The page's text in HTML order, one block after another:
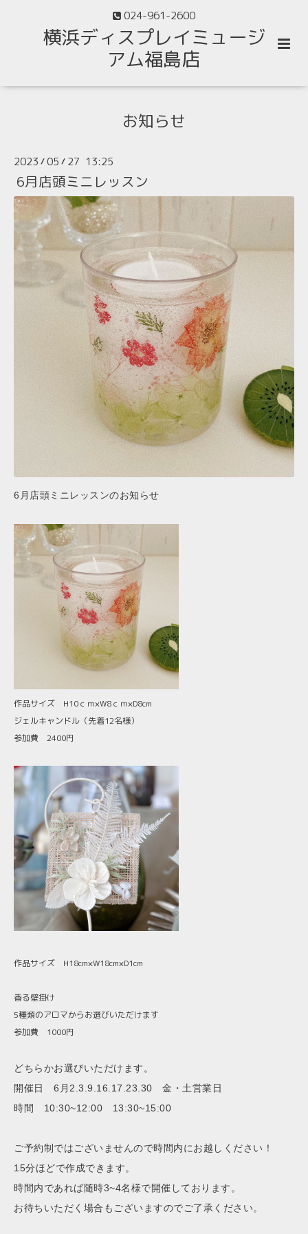
024-961-2600
横浜ディスプレイミュージ
アム福島店
お知らせ
2023 /05 / 27 13:25
6月店頭ミニレッスン
6月店頭ミニレッスンのお知らせ
作品サイズ H10ｃｍ×W8ｃｍ×D8cm
ジェルキャンドル（先着12名様）
参加費 2400円
作品サイズ H18cm×W18cm×D1cm
香る壁掛け
5種類のアロマからお選びいただけます
参加費 1000円
どちらかお選びいただけます。
開催日 6月2.3.9.16.17.23.30 金・土営業日
時間 10:30~12:00 13:30~15:00
ご予約制ではございませんので時間内にお越しください！
15分ほどで作成できます。
時間内であれば随時3~4名様で開催しております。
お待ちいただく場合もございますのでご了承ください。